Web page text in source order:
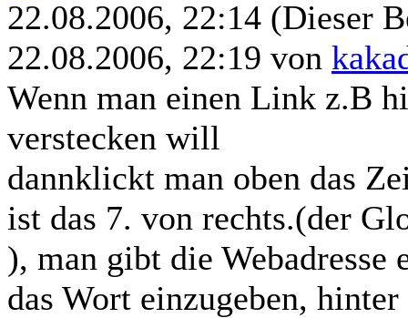
22.08.2006, 22:14 (Dieser
22.08.2006, 22:19 von
Wenn man einen Link z.B
verstecken will
dannklickt man oben das
ist das 7. von rechts.(der
), man gibt die
das Wort einzugeben,